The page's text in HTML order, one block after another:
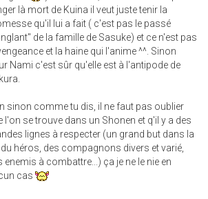
là mort de Kuina il veut juste tenir la
qu'il lui a fait ( c'est pas le passé
de la famille de Sasuke) et ce n'est pas
et la haine qui l'anime ^^. Sinon
Nami c'est sûr qu'elle est à l'antipode de
sinon comme tu dis, il ne faut pas oublier
l'on se trouve dans un Shonen et q'il y a des
lignes à respecter (un grand but dans la
héros, des compagnons divers et varié,
enemis à combattre...) ça je ne le nie en
cas